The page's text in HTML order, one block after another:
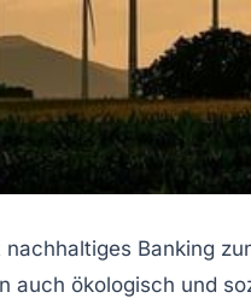
Banking
auch ökologisch und